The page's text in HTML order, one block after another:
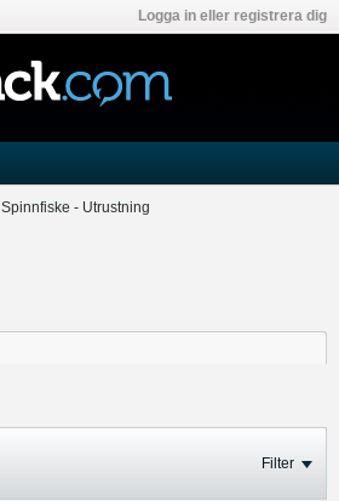
Logga in eller registrera dig
Spinnfiske - Utrustning
Filter